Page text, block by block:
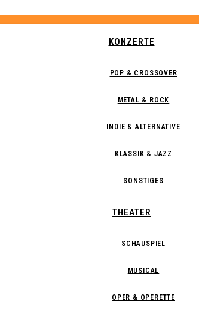
KONZERTE
POP & CROSSOVER
METAL & ROCK
INDIE & ALTERNATIVE
KLASSIK & JAZZ
SONSTIGES
THEATER
SCHAUSPIEL
MUSICAL
OPER & OPERETTE